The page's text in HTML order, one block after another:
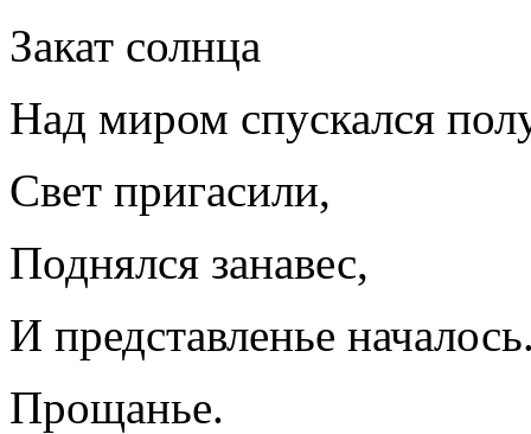
Закат солнца
Над миром спускался
Свет пригасили,
Поднялся занавес,
И представленье
Прощанье.